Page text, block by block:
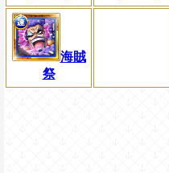
海賊
祭